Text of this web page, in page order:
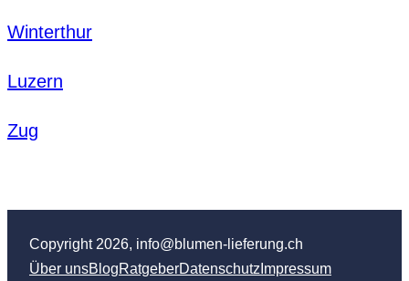
Winterthur
Luzern
Zug
Copyright 2026, info@blumen-lieferung.ch
Über unsBlogRatgeberDatenschutz Impressum